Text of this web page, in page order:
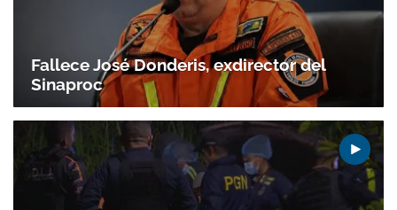
ACEPTAR
Fallece José Donderis, exdirector del
Sinaproc